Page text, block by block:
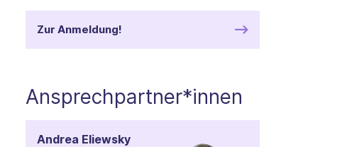
Zur Anmeldung!
Ansprechpartner*innen
Andrea Eliewsky